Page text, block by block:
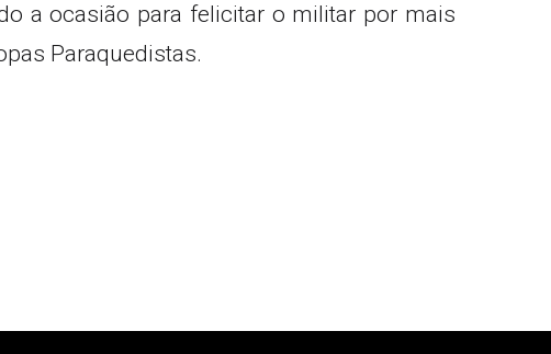
a ocasião para felicitar o militar por mais
Paraquedistas.